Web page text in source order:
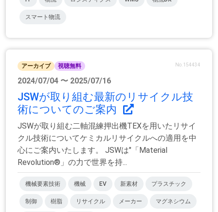
スマート物流
アーカイブ 視聴無料 No.154434
2024/07/04 〜 2025/07/16
JSWが取り組む最新のリサイクル技
術についてのご案内
JSWが取り組む二軸混練押出機TEXを用いたリサイ
クル技術についてケミカルリサイクルへの適用を中
心にご案内いたします。 JSWは"「Material
Revolution®」の力で世界を持...
機械要素技術 機械 EV 新素材 プラスチック
制御 樹脂 リサイクル メーカー マグネシウム